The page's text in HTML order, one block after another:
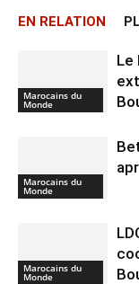
EN RELATION
Marocains du
Monde
Le
Marocains du
Monde
Marocains du
Monde